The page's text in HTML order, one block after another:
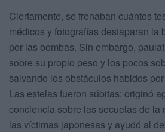
Ciertamente, se frenaban cuántos
médicos y fotografías destaparan la
por las bombas. Sin embargo,
sobre su propio peso y los pocos
salvando los obstáculos habidos
Las estelas fueron súbitas: originó
conciencia sobre las secuelas de la
las víctimas japonesas y ayudó al